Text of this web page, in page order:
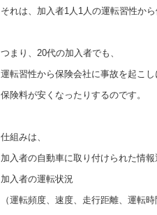
それは、加入者1人1人の運転習性か
つまり、20代の加入者でも、
運転習性から保険会社に事故を起こし
保険料が安くなったりするのです。
仕組みは、
加入者の自動車に取り付けられた情報
加入者の運転状況
（運転頻度、速度、走行距離、運転